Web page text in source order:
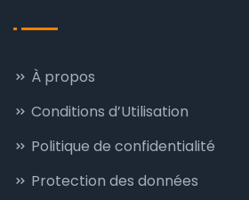
À propos
Conditions d’Utilisation
Politique de confidentialité
Protection des données